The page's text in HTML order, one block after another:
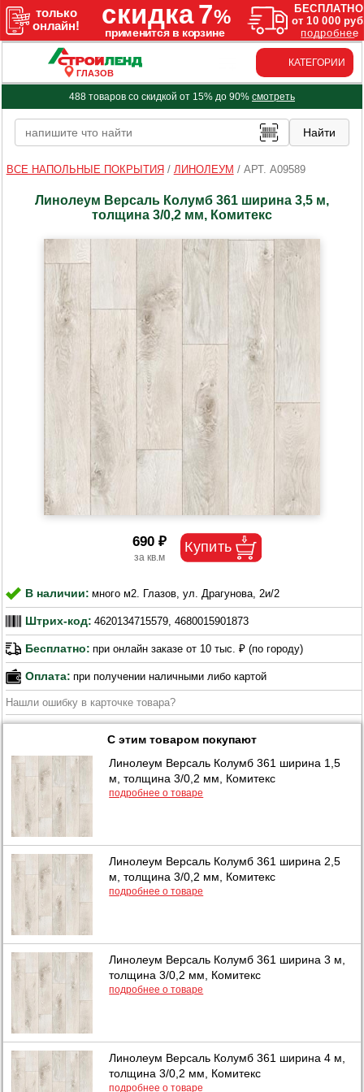
ГЛАЗОВ
КАТЕГОРИИ
488 товаров со скидкой от 15% до 90% смотреть
ВСЕ НАПОЛЬНЫЕ ПОКРЫТИЯ / ЛИНОЛЕУМ / АРТ. A09589
Линолеум Версаль Колумб 361 ширина 3,5 м,
толщина 3/0,2 мм, Комитекс
690 ₽
В наличии: много м2. Глазов, ул. Драгунова, 2и/2
Штрих-код: 4620134715579, 4680015901873
Бесплатно: при онлайн заказе от 10 тыс. ₽ (по городу)
Оплата: при получении наличными либо картой
Нашли ошибку в карточке товара?
С этим товаром покупают
Линолеум Версаль Колумб 361 ширина 1,5
м, толщина 3/0,2 мм, Комитекс
подробнее о товаре
Линолеум Версаль Колумб 361 ширина 2,5
м, толщина 3/0,2 мм, Комитекс
подробнее о товаре
Линолеум Версаль Колумб 361 ширина 3 м,
толщина 3/0,2 мм, Комитекс
подробнее о товаре
Линолеум Версаль Колумб 361 ширина 4 м,
толщина 3/0,2 мм, Комитекс
подробнее о товаре